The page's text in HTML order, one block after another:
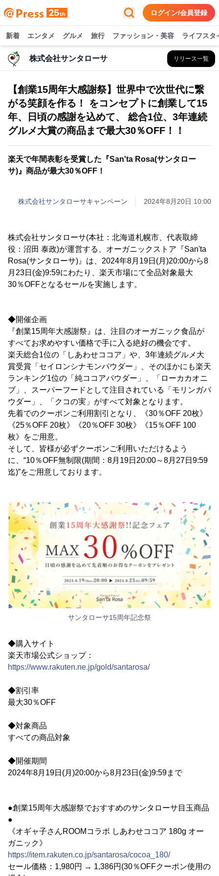
ログイン/会員登録
新着 エンタメ グルメ 旅行 ファッション・美容 ライフスタ
株式会社サンタローサ リリース一覧
【創業15周年大感謝祭】世界中で次世代に繋
がる笑顔を作る！ をコンセプトに創業して15
年、日頃の感謝を込めて、 総合1位、3年連続
グルメ大賞の商品まで最大30％OFF！！
楽天で年間表彰を受賞した『San'ta Rosa(サンタロー
サ)』商品が最大30％OFF！
株式会社サンタローサキャンペーン 2024年8月20日 10:00
株式会社サンタローサ(本社：北海道札幌市、代表取締
役：沼田 泰政)が運営する、オーガニックストア『San'ta
Rosa(サンタローサ)』は、2024年8月19日(月)20:00から8
月23日(金)9:59にわたり、楽天市場にて全品対象最大
30％OFFとなるセールを実施します。
◆開催企画
『創業15周年大感謝祭』は、注目のオーガニック食品が
すべてお求めやすい価格で手に入る絶好の機会です。
楽天総合1位の「しあわせココア」や、3年連続グルメ大
賞受賞「セイロンシナモンパウダー」、そのほかにも楽天
ランキング1位の「純ココアパウダー」、「ローカカオニ
ブ」、スーパーフードとして注目されている「モリンガパ
ウダー」、「クコの実」がすべて対象となります。
先着でのクーポンご利用割引となり、《30％OFF 20枚》
《25％OFF 20枚》《20％OFF 30枚》《15％OFF 100
枚》をご用意。
そして、皆様が必ずクーポンご利用いただけるよう
に、“10％OFF無制限(期間：8月19日20:00～8月27日9:59
迄)”をご用意しております。
サンタローサ15周年記念祭
◆購入サイト
楽天市場公式ショップ：
https://www.rakuten.ne.jp/gold/santarosa/
◆割引率
最大30％OFF
◆対象商品
すべての商品対象
◆開催期間
2024年8月19日(月)20:00から8月23日(金)9:59まで
●創業15周年大感謝祭でおすすめのサンタローサ目玉商品
●
《オギャ子さんROOMコラボ しあわせココア 180g オー
ガニック》
https://item.rakuten.co.jp/santarosa/cocoa_180/
セール価格：1,980円 → 1,386円(30％OFFクーポン使用の